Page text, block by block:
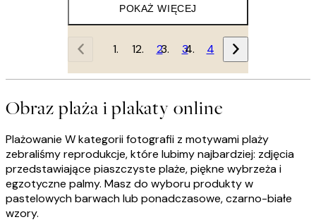
POKAŻ WIĘCEJ
1 2 3 4
Obraz plaża i plakaty online
Plażowanie W kategorii fotografii z motywami plaży
zebraliśmy reprodukcje, które lubimy najbardziej: zdjęcia
przedstawiające piaszczyste plaże, piękne wybrzeża i
egzotyczne palmy. Masz do wyboru produkty w
pastelowych barwach lub ponadczasowe, czarno-białe
wzory.